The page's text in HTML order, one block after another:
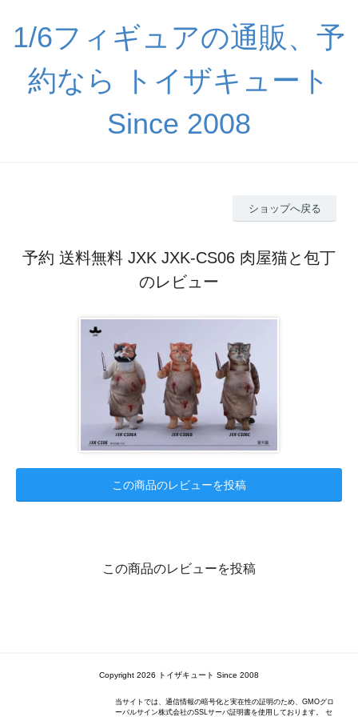
1/6フィギュアの通販、予
約なら トイザキュート
Since 2008
ショップへ戻る
予約 送料無料 JXK JXK-CS06 肉屋猫と包丁
のレビュー
この商品のレビューを投稿
この商品のレビューを投稿
Copyright 2026 トイザキュート Since 2008
当サイトでは、通信情報の暗号化と実在性の証明のため、GMOグロ
ーバルサイン株式会社のSSLサーバ証明書を使用しております。 セ